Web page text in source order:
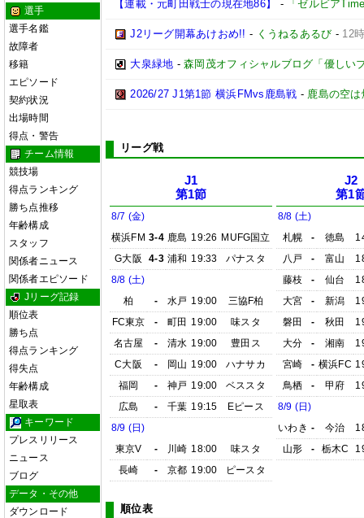
選手
選手名鑑
故障者
移籍
エピソード
契約状況
出場時間
得点・警告
チーム情報
競技場
得点ランキング
勝ち点推移
年齢構成
スタッフ
関係者ニュース
関係者エピソード
Jリーグ記録
順位表
勝ち点
得点ランキング
得失点
年齢構成
星取表
キーワード
プレスリリース
ニュース
ブログ
データ・その他
ダウンロード
【連載・元町田戦士の現在地86】
- 「ゼルビア
J2リーグ開幕あけおめ!! - くうねるあるび - 12
大泉緑地 -森岡茂オフィシャルブログ「優しい
2026/27 J1第1節 横浜FMvs鹿島戦 - 鹿島の空
リーグ戦
J1
第1節
8/7 (金)
横浜FM 3-4 鹿島 19:26 MUFG国立
G大阪
4-3 浦和 19:33
パナスタ
8/8 (土)
柏
- 水戸 19:00
三協F柏
FC東京
- 町田 19:00
味スタ
名古屋
- 清水 19:00
豊田ス
C大阪
- 岡山 19:00
ハナサカ
福岡
- 神戸 19:00
ベススタ
広島
- 千葉 19:15
Eピース
8/9 (日)
東京V
- 川崎 18:00
味スタ
長崎
- 京都 19:00 ピースタ
J2
第1
8/8 (土)
札幌
- 徳島
八戸
- 富山
藤枝
- 仙台
大宮
- 新潟
磐田
- 秋田
大分
- 湘南
宮崎
- 横浜FC
鳥栖
- 甲府
8/9 (日)
いわき - 今治
山形
- 栃木C
順位表